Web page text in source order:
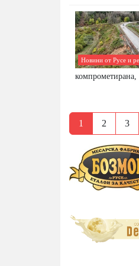
Новини от Русе и
компрометирана,
1 2 3